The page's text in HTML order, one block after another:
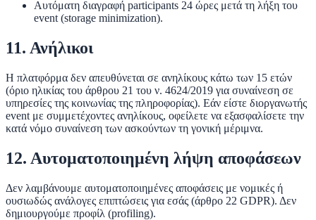
Αυτόματη διαγραφή participants 24 ώρες μετά τη λήξη του
event (storage minimization).
11. Ανήλικοι
Η πλατφόρμα δεν απευθύνεται σε ανηλίκους κάτω των 15 ετών
(όριο ηλικίας του άρθρου 21 του ν. 4624/2019 για συναίνεση σε
υπηρεσίες της κοινωνίας της πληροφορίας). Εάν είστε διοργανωτής
event με συμμετέχοντες ανηλίκους, οφείλετε να εξασφαλίσετε την
κατά νόμο συναίνεση των ασκούντων τη γονική μέριμνα.
12. Αυτοματοποιημένη λήψη αποφάσεων
Δεν λαμβάνουμε αυτοματοποιημένες αποφάσεις με νομικές ή
ουσιωδώς ανάλογες επιπτώσεις για εσάς (άρθρο 22 GDPR). Δεν
δημιουργούμε προφίλ (profiling).